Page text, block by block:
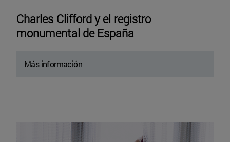
Charles Clifford y el registro
monumental de España
Más información